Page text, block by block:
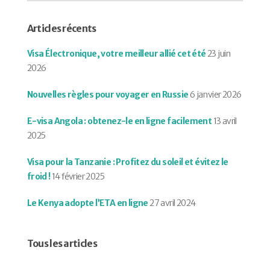
Articles récents
Visa Électronique, votre meilleur allié cet été23 juin
2026
Nouvelles règles pour voyager en Russie 6 janvier 2026
E-visa Angola : obtenez-le en ligne facilement 13 avril
2025
Visa pour la Tanzanie : Profitez du soleil et évitez le
froid !14 février 2025
Le Kenya adopte l’ETA en ligne27 avril 2024
Tous les articles